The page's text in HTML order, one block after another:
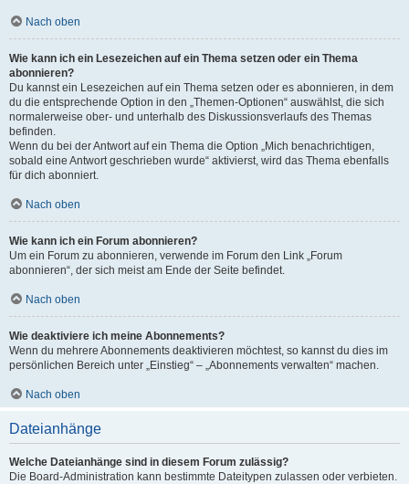
Nach oben
Wie kann ich ein Lesezeichen auf ein Thema setzen oder ein Thema
abonnieren?
Du kannst ein Lesezeichen auf ein Thema setzen oder es abonnieren, in dem
du die entsprechende Option in den „Themen-Optionen“ auswählst, die sich
normalerweise ober- und unterhalb des Diskussionsverlaufs des Themas
befinden.
Wenn du bei der Antwort auf ein Thema die Option „Mich benachrichtigen,
sobald eine Antwort geschrieben wurde“ aktivierst, wird das Thema ebenfalls
für dich abonniert.
Nach oben
Wie kann ich ein Forum abonnieren?
Um ein Forum zu abonnieren, verwende im Forum den Link „Forum
abonnieren“, der sich meist am Ende der Seite befindet.
Nach oben
Wie deaktiviere ich meine Abonnements?
Wenn du mehrere Abonnements deaktivieren möchtest, so kannst du dies im
persönlichen Bereich unter „Einstieg“ – „Abonnements verwalten“ machen.
Nach oben
Dateianhänge
Welche Dateianhänge sind in diesem Forum zulässig?
Die Board-Administration kann bestimmte Dateitypen zulassen oder verbieten.